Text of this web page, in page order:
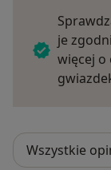
je
więcej o